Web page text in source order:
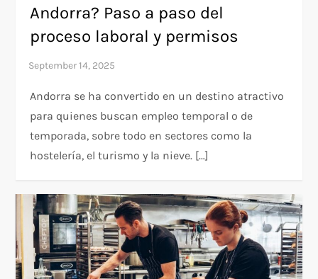
Andorra? Paso a paso del
proceso laboral y permisos
Andorra se ha convertido en un destino atractivo
para quienes buscan empleo temporal o de
temporada, sobre todo en sectores como la
hostelería, el turismo y la nieve. […]